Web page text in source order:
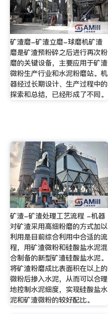
矿渣磨-矿渣立磨-球磨机矿渣
磨是矿渣预粉碎之后进行再次粉
磨的关键设备，主要应用于矿渣
微粉生产行业和水泥粉磨站。机
器经过长期设计、生产过程中的
探索和总结，已经形成了不同。
矿渣-矿渣处理工艺流程 -机器
对矿渣采用高细粉磨的方式加以
利用是目前综合利用中合适的流
程，用矿渣微粉和硅酸盐水泥混
合制备的新型矿渣硅酸盐水泥。
将矿渣粉磨成比表面积在以上的
微粉后掺入水泥，从而可以合理
地控制水泥细度，实现硅酸盐水
泥和矿渣微粉的较好配比。